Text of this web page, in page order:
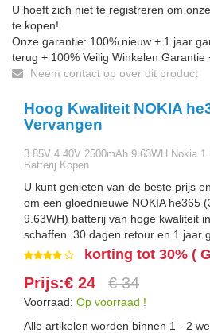
U hoeft zich niet te registreren om
te kopen!
Onze garantie: 100% nieuw + 1 jaar
terug + 100% Veilig Winkelen Garantie
Neem contact op over dit product
Hoog Kwaliteit NOKIA
Vervangen
3.85V 4.40V 2500mAh 9.63WH Nokia 1
Batterij Kopen
U kunt genieten van de beste prijs
om een gloednieuwe NOKIA he365
9.63WH) batterij van hoge kwaliteit
schaffen. 30 dagen retour en 1 jaar
korting tot 30% (
Prijs:€ 24 € 34
Voorraad: Op voorraad !
Alle artikelen worden binnen 1 - 2